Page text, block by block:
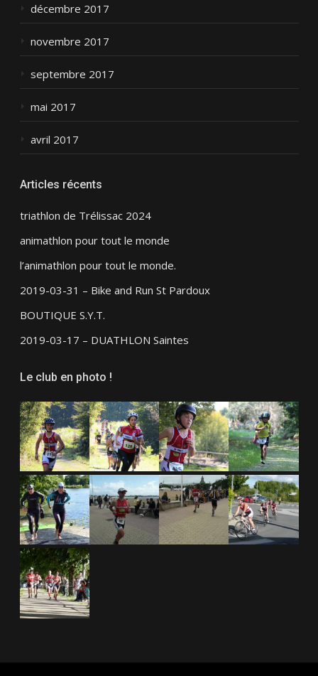
décembre 2017
novembre 2017
septembre 2017
mai 2017
avril 2017
Articles récents
triathlon de Trélissac 2024
animathlon pour tout le monde
l’animathlon pour tout le monde.
2019-03-31 – Bike and Run St Pardoux
BOUTIQUE S.Y.T.
2019-03-17 – DUATHLON Saintes
Le club en photo !